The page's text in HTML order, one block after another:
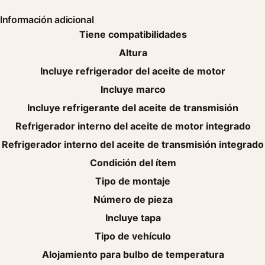
Información adicional
Tiene compatibilidades
Altura
Incluye refrigerador del aceite de motor
Incluye marco
Incluye refrigerante del aceite de transmisión
Refrigerador interno del aceite de motor integrado
Refrigerador interno del aceite de transmisión integrado
Condición del ítem
Tipo de montaje
Número de pieza
Incluye tapa
Tipo de vehículo
Alojamiento para bulbo de temperatura